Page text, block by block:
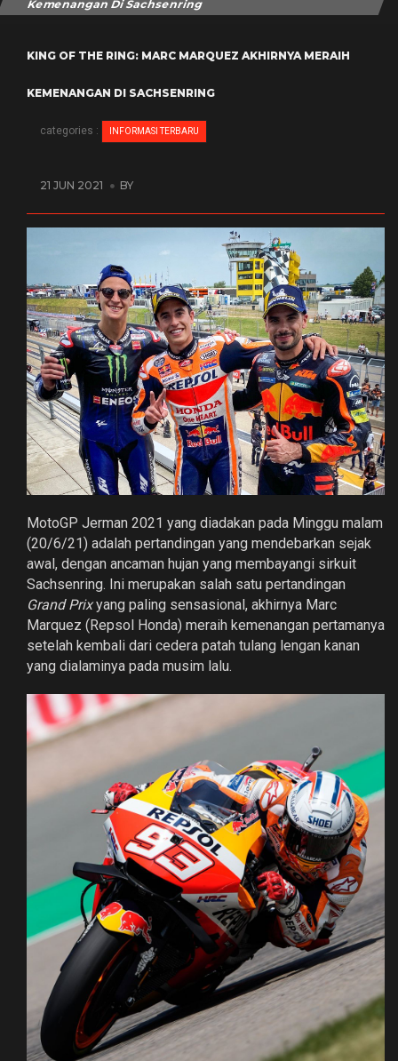
Kemenangan Di Sachsenring
KING OF THE RING: MARC MARQUEZ AKHIRNYA MERAIH
KEMENANGAN DI SACHSENRING
categories : INFORMASI TERBARU
21 JUN 2021 BY
MotoGP Jerman 2021 yang diadakan pada Minggu malam
(20/6/21) adalah pertandingan yang mendebarkan sejak
awal, dengan ancaman hujan yang membayangi sirkuit
Sachsenring. Ini merupakan salah satu pertandingan
Grand Prixyang paling sensasional, akhirnya Marc
Marquez (Repsol Honda) meraih kemenangan pertamanya
setelah kembali dari cedera patah tulang lengan kanan
yang dialaminya pada musim lalu.